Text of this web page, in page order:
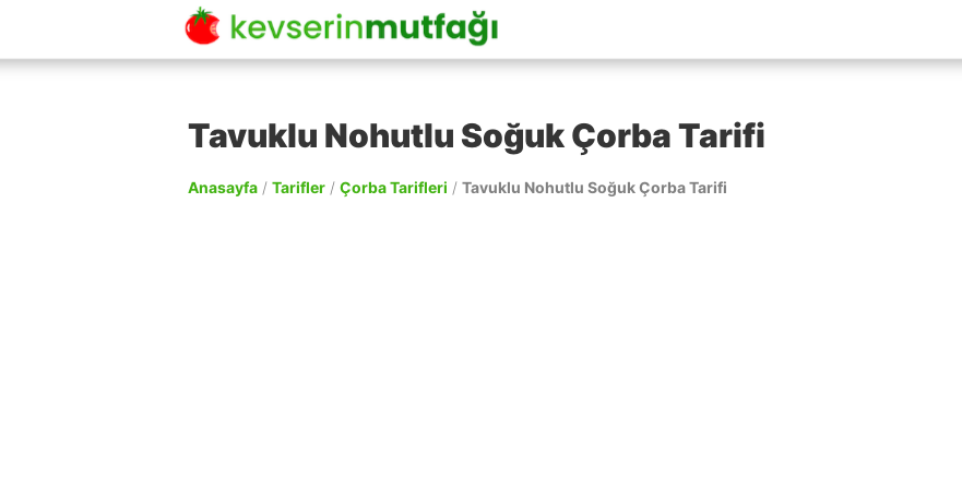
Tavuklu Nohutlu Soğuk Çorba Tarifi
Anasayfa / Tarifler / Çorba Tarifleri / Tavuklu Nohutlu Soğuk Çorba Tarifi